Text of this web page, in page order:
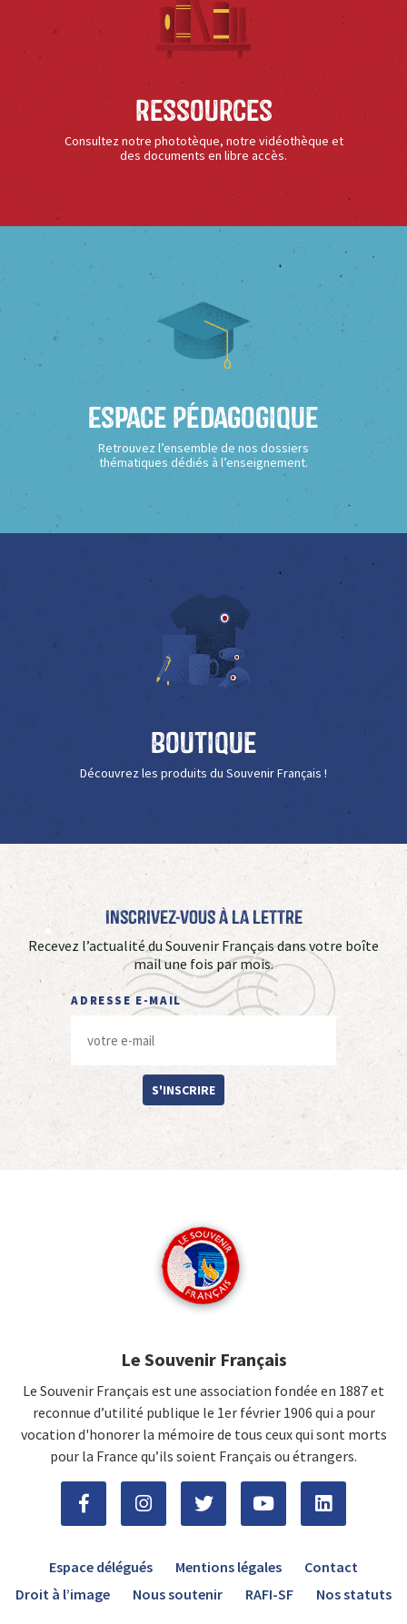
Ressources
Consultez notre phototèque, notre vidéothèque et
des documents en libre accès.
Espace Pédagogique
Retrouvez l’ensemble de nos dossiers
thématiques dédiés à l’enseignement.
Boutique
Découvrez les produits du Souvenir Français !
Inscrivez-vous à La Lettre
Recevez l’actualité du Souvenir Français dans votre boîte
mail une fois par mois.
ADRESSE E-MAIL
S'INSCRIRE
Le Souvenir Français
Le Souvenir Français est une association fondée en 1887 et
reconnue d’utilité publique le 1er février 1906 qui a pour
vocation d'honorer la mémoire de tous ceux qui sont morts
pour la France qu’ils soient Français ou étrangers.
Espace délégués Mentions légales
Contact
Droit à l’image
Nous soutenir RAFI-SF Nos statuts